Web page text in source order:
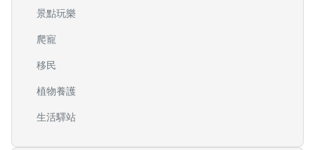
景點玩樂
爬寵
移民
植物養護
生活驛站